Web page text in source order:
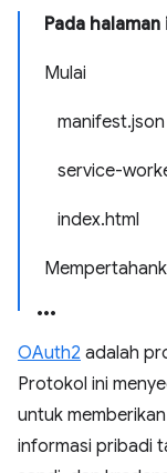
Pada halaman
Mulai
manifest.json
service-
index.html
OAuth2 adalah
Protokol ini
untuk
informasi pribadi